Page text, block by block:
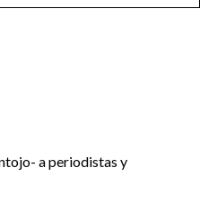
a periodistas y